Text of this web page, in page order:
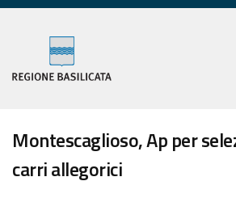
Montescaglioso, Ap per
carri allegorici